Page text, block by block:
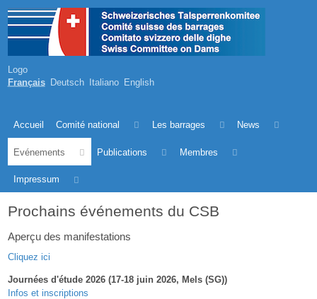
Logo
Français Deutsch Italiano English
Accueil Comité national Les barrages News
Evénements Publications Membres
Impressum
Prochains événements du CSB
Aperçu des manifestations
Cliquez ici
Journées d'étude 2026 (17-18 juin 2026, Mels (SG))
Infos et inscriptions